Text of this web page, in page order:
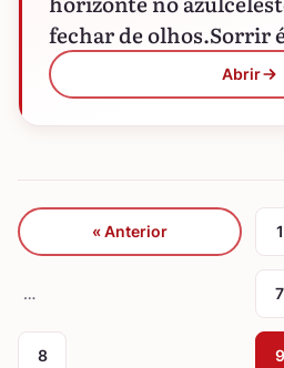
fechar de olhos.Sorrir
emoção à vida,…
Abrir
« Anterior 1
… 7
8 9